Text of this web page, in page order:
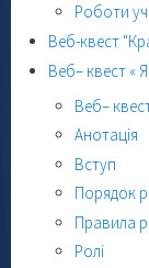
Роботи
Веб-квест
Веб– квест «
Веб–
Анотація
Вступ
Порядок
Правила
Ролі